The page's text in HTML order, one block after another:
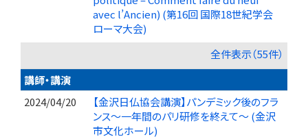
avec l’Ancien) (第16回 国際18世紀学会
ローマ大会)
全件表示（55件）
講師・講演
2024/04/20
【金沢日仏協会講演】パンデミック後のフラ
ンス〜一年間のパリ研修を終えて〜 (金沢
市文化ホール)